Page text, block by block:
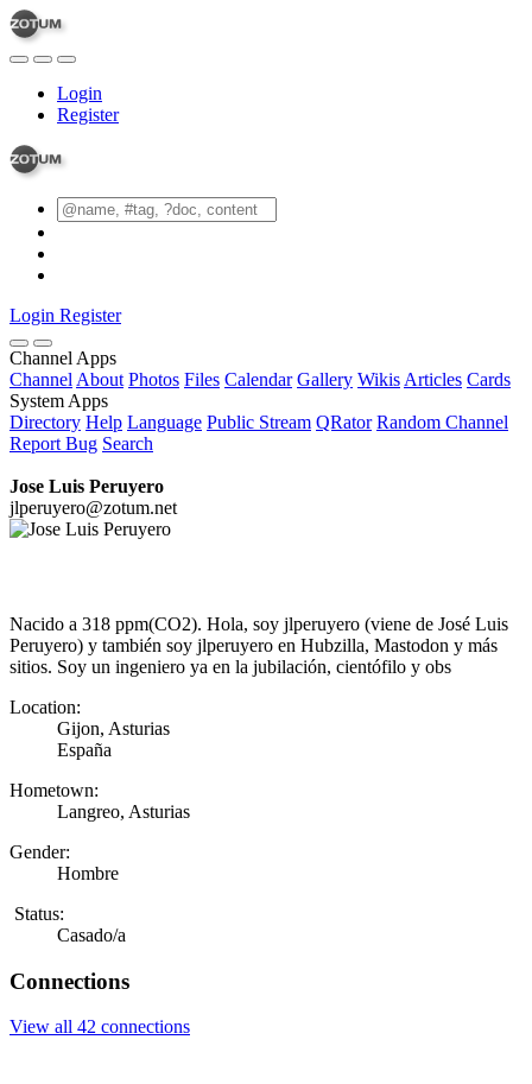
Login
Register
Login Register
Channel Apps
Channel About Photos Files Calendar Gallery Wikis Articles Cards
System Apps
Directory Help Language Public Stream QRator Random Channel
Report Bug Search
Jose Luis Peruyero
jlperuyero@zotum.net
Nacido a 318 ppm(CO2). Hola, soy jlperuyero (viene de José Luis
Peruyero) y también soy jlperuyero en Hubzilla, Mastodon y más
sitios. Soy un ingeniero ya en la jubilación, cientófilo y obs
Location:
Gijon, Asturias
España
Hometown:
Langreo, Asturias
Gender:
Hombre
Status:
Casado/a
Connections
View all 42 connections